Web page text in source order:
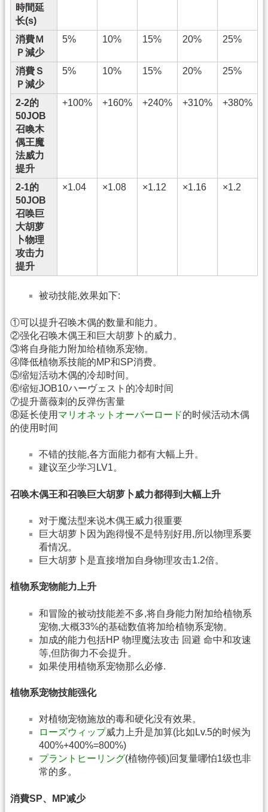
時間延
长(s)
消費Ｍ
Ｐ減少
5% 10% 15% 20% 25%
消費Ｓ
Ｐ減少
5% 10% 15% 20% 25%
2-2的
50JOB
召喚木
偶王魔
法威力
提升
+100% +160% +240% +310% +380%
2-1的
50JOB
召唤巨
大胡萝
卜物理
攻击力
提升
×1.04 ×1.08 ×1.12 ×1.16 ×1.2
被动技能,效果如下:
①可以提升召唤木偶的数量和能力。
②强化召唤木偶王和巨大胡萝卜的威力。
③将自身能力附加给植物系宠物。
④降低植物系技能的MP和SP消费。
⑤缩短活动木偶的冷却时间。
⑥缩短JOB10ハーヴェスト的冷却时间
⑦提升蔷薇刺的反弹伤害量
⑧延长使用 マリオネットオーバーロード的时候活动木偶
的使用时间
不错的技能,各方面能力都有大幅上升。
建议至少学习LV1。
召唤木偶王和召唤巨大胡萝卜威力都得到大幅上升
对于魔法型来说木偶王威力很重要
巨大胡萝卜因为跑得慢不是特别好用,所以物理系要
看情况。
巨大胡萝卜是直接增加自身物理攻击1.2倍。
植物系宠物能力上升
和冒险的被动技能差不多,将自身能力附加给植物系
宠物,大概33%的基础数值将加给植物系宠物。
加成的能力包括HP 物理魔法攻击 回避 命中和攻速
等,但防御力不会提升。
如果使用植物系宠物那么必修.
植物系宠物技能强化
对植物宠物施放的毒和硬化没有效果。
ローズウィップ威力上升是加算(比如Lv.5的时候为
400%+400%=800%)
プラントヒーリング(植物停顿)回复量哪怕1级也非
常的多。
消費SP、MP减少